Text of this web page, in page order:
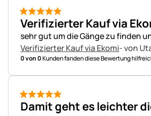
5 von 5
Verifizierter Kauf via
sehr gut um die Gänge zu finden
Verifizierter Kauf via Ekomi- von
0 von 0Kunden fanden diese Bewertung
5 von 5
Damit geht es leichter